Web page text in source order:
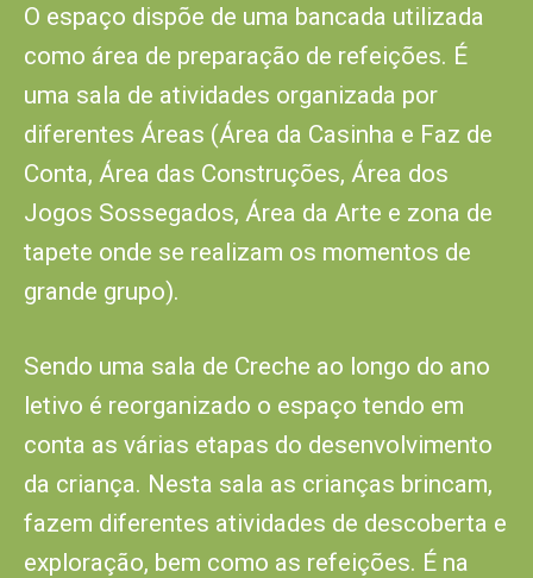
O espaço dispõe de uma bancada utilizada
como área de preparação de refeições. É
uma sala de atividades organizada por
diferentes Áreas (Área da Casinha e Faz de
Conta, Área das Construções, Área dos
Jogos Sossegados, Área da Arte e zona de
tapete onde se realizam os momentos de
grande grupo).
Sendo uma sala de Creche ao longo do ano
letivo é reorganizado o espaço tendo em
conta as várias etapas do desenvolvimento
da criança. Nesta sala as crianças brincam,
fazem diferentes atividades de descoberta e
exploração, bem como as refeições. É na